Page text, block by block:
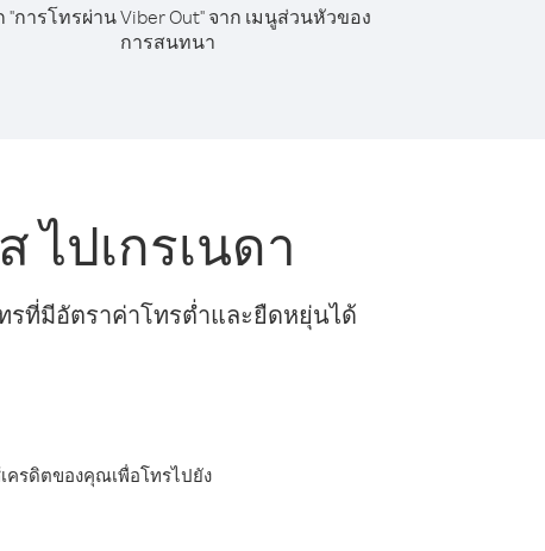
"การโทรผ่าน Viber Out" จาก เมนูส่วนหัวของ
การสนทนา
ไปเกรเนดา
รที่มีอัตราค่าโทรต่ำและยืดหยุ่นได้
ครดิตของคุณเพื่อโทรไปยัง